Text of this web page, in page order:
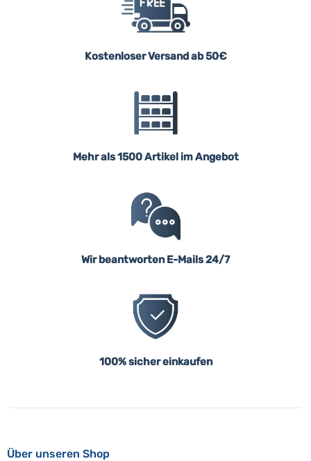
Kostenloser Versand ab 50€
Mehr als 1500 Artikel im Angebot
Wir beantworten E-Mails 24/7
100% sicher einkaufen
Über unseren Shop